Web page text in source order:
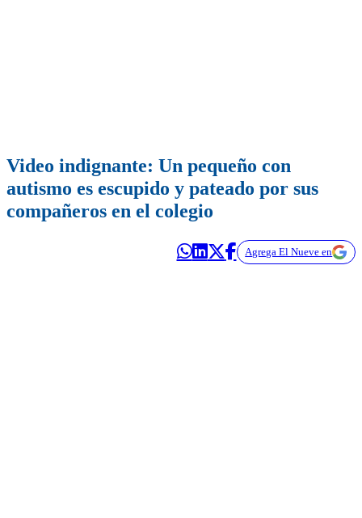
Video indignante: Un pequeño con
autismo es escupido y pateado por sus
compañeros en el colegio
Agrega El Nueve en